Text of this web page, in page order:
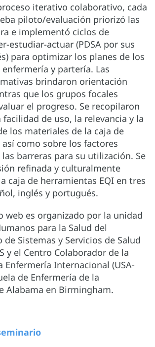
iterativo colaborativo, cada
piloto/evaluación priorizó las
e implementó ciclos de
estudiar-actuar (PDSA por sus
para optimizar los planes de los
y partería. Las
brindaron orientación
que los grupos focales
el progreso. Se recopilaron
de uso, la relevancia y la
los materiales de la caja de
como sobre los factores
barreras para su utilización. Se
refinada y culturalmente
caja de herramientas EQI en tres
inglés y portugués.
web es organizado por la unidad
para la Salud del
Sistemas y Servicios de Salud
y el Centro Colaborador de la
Enfermería Internacional (USA-
de Enfermería de la
Alabama en Birmingham.